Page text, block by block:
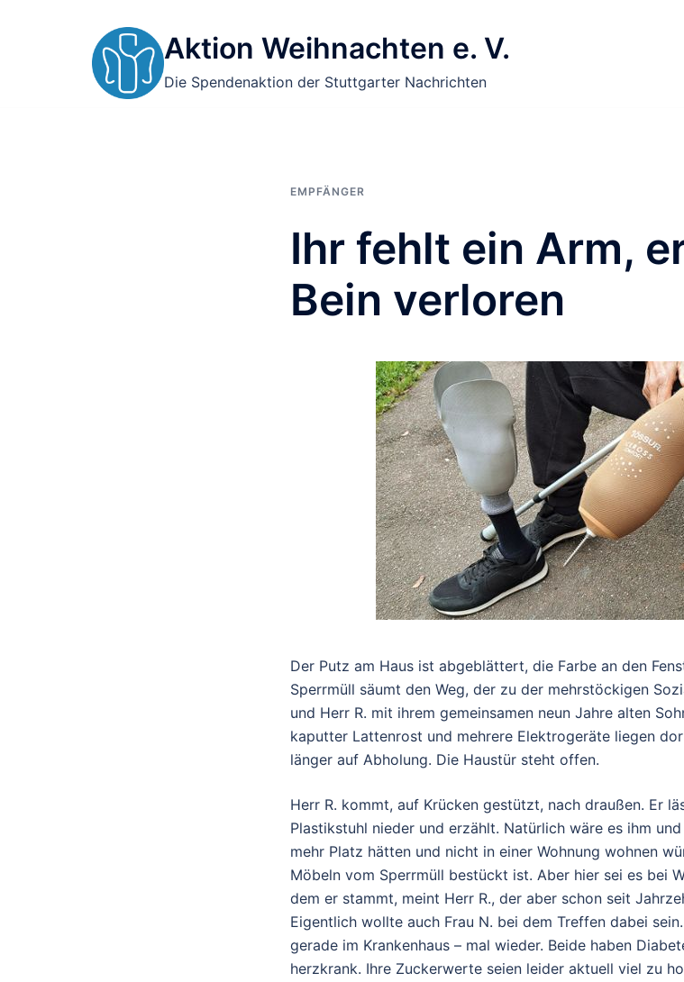
Aktion Weihnachten e. V.
Die Spendenaktion der Stuttgarter Nachrichten
EMPFÄNGER
Ihr fehlt ein Arm,
Bein verloren
Der Putz am Haus ist abgeblättert, die Farbe an den
Sperrmüll säumt den Weg, der zu der mehrstöckigen
und Herr R. mit ihrem gemeinsamen neun Jahre alten
kaputter Lattenrost und mehrere Elektrogeräte liegen
länger auf Abholung. Die Haustür steht offen.
Herr R. kommt, auf Krücken gestützt, nach draußen. Er
Plastikstuhl nieder und erzählt. Natürlich wäre es ihm
mehr Platz hätten und nicht in einer Wohnung wohnen
Möbeln vom Sperrmüll bestückt ist. Aber hier sei es bei
dem er stammt, meint Herr R., der aber schon seit
Eigentlich wollte auch Frau N. bei dem Treffen dabei
gerade im Krankenhaus – mal wieder. Beide haben
herzkrank. Ihre Zuckerwerte seien leider aktuell viel zu